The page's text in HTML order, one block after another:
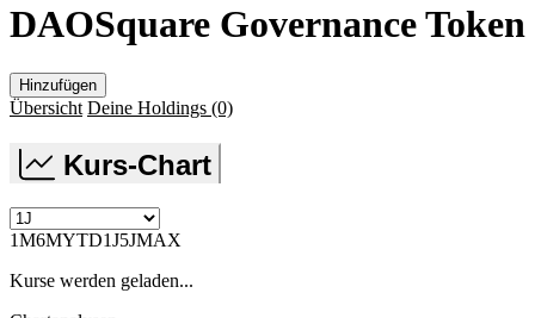
DAOSquare Governance Token
Hinzufügen
Übersicht Deine Holdings (0)
Kurs-Chart
1M6MYTD1J5JMAX
Kurse werden geladen...